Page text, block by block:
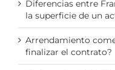
Diferencias entre
la superficie de un
Arrendamiento
finalizar el contrato?